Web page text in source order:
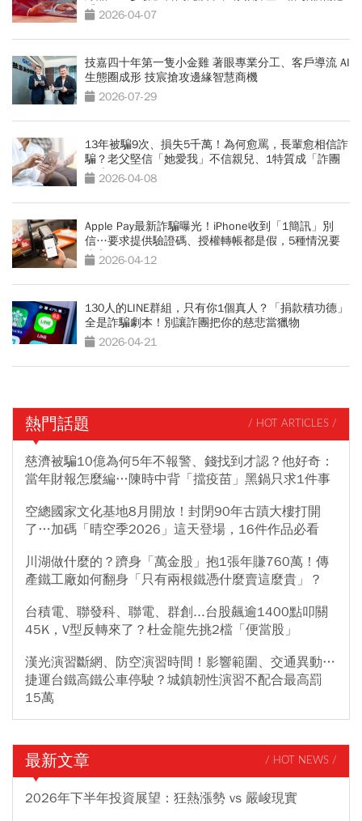
看 2026-04-07
技嘉四十年第一隻小金雞 著眼專業分工、客戶導流 AI
生態圈成形 技宸搶攻邊緣智慧商機
2026-07-29
13年被騙9次、損失5千萬！為何愈罵，長輩愈相信詐
騙？老父堅信「她愛我」不信親兒、1特質成「詐團
金礦」
2026-04-08
Apple Pay最新詐騙曝光！iPhone收到「1簡訊」別
信…要求提供驗證碼、授權轉帳都是假，5種情況要
小心2026-04-12
130人的LINE群組，只有你1個真人？「捐款積功德」
全是詐騙劇本！別讓詐團把你的慈悲當獵物
2026-04-21
熱門話題 / HOT ARTICLES /
慈濟被騙10億為何5年不報警、錢找到才認？他好奇：
當年財報怎麼編…陳時中背「擋疫苗」黑鍋只求1件事
空總國家文化基地8月開放！封閉90年古蹟大樓打開
了…加碼「晴空季2026」這天登場，16件作品必看
川湖做什麼的？躋身「萬金股」抱1張年賺760萬！傳
產鐵工廠如何翻身「只有兩根鐵憑什麼賣這麼貴」？
台積電、聯發科、聯電、群創...台股飆逾1400點叩關
45K，V型反轉來了？杜金龍先挑2檔「便當股」
漢光演習斷網、防空演習時間！影響範圍、交通異動…
捷運台鐵高鐵公車停駛？城鎮韌性演習不配合最高罰
15萬
最新文章 / HOT NEWS /
2026年下半年投資展望：狂熱漲勢 vs 嚴峻現實